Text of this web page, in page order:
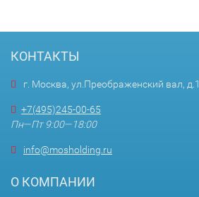
КОНТАКТЫ
г. Москва, ул.Преображенский вал, д.1
+7(495)245-00-65
Пн—Пт 9:00—18:00
info@mosholding.ru
О КОМПАНИИ